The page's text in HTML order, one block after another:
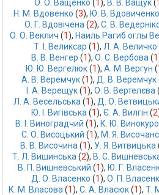
О. О. Ващенко (1 ), В. В. Ващук (1
Н. М. Вдовенко (3), Ю. В. Вдовиченко
О. Г. Вдовічена (2), С. В.
О. О. Веклич (1), Наиль Рагиб оглы
Т. І. Великсар (1), Л. А. Величко
В. В. Венгер (1), О. С. Вербова (1
Ю. Ю. Вергелюк (1), А. М. Вергун (
А. В. Веремчук (1), Д. В. Веремчук
І. А. Верещук (1), О. В. Вертелєва (
Л. А. Весельська (1), Д. О.
Ю. І. Вигівська (1), Є. А. Вилгін (2
В. І. Виноградчий (1), К. Ю.
С. О. Висоцький (1), М. Я.
В. В. Височина (1), У. Я. Витвицька
Т. Л. Вишинська (2), В. С.
В. П. Вишневський (1), Ю. Г.
Д. О. Власенко (1), О. П.
К. М. Власова (1), С. А. Власюк (1), Т.